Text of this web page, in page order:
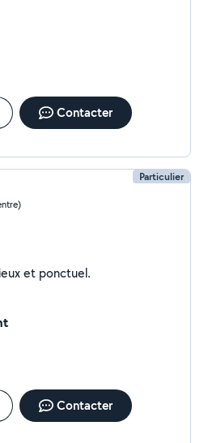
Contacter
Particulier
et ponctuel.
Contacter